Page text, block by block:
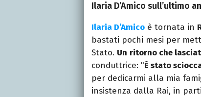
Ilaria D’Amico sull’ultimo
Ilaria D’Amico è tornata in
bastati pochi mesi per
Stato. Un ritorno che
conduttrice: "È stato
per dedicarmi alla mia
insistenza dalla Rai, in